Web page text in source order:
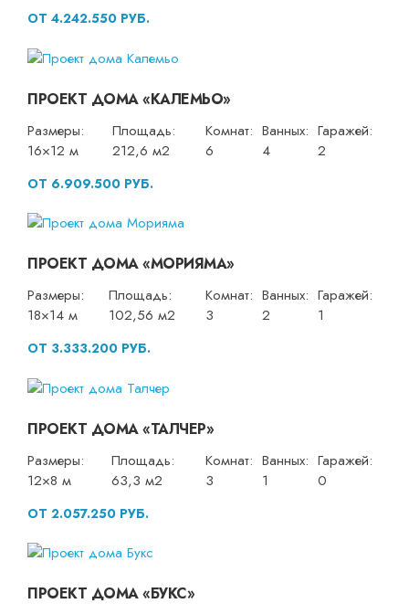
ОТ 4.242.550 РУБ.
ПРОЕКТ ДОМА «КАЛЕМЬО»
Размеры:
16×12 м
Площадь:
212,6 м2
Комнат:
6
Ванных:
4
Гаражей:
2
ОТ 6.909.500 РУБ.
ПРОЕКТ ДОМА «МОРИЯМА»
Размеры:
18×14 м
Площадь:
102,56 м2
Комнат:
3
Ванных:
2
Гаражей:
1
ОТ 3.333.200 РУБ.
ПРОЕКТ ДОМА «ТАЛЧЕР»
Размеры:
12×8 м
Площадь:
63,3 м2
Комнат:
3
Ванных:
1
Гаражей:
0
ОТ 2.057.250 РУБ.
ПРОЕКТ ДОМА «БУКС»